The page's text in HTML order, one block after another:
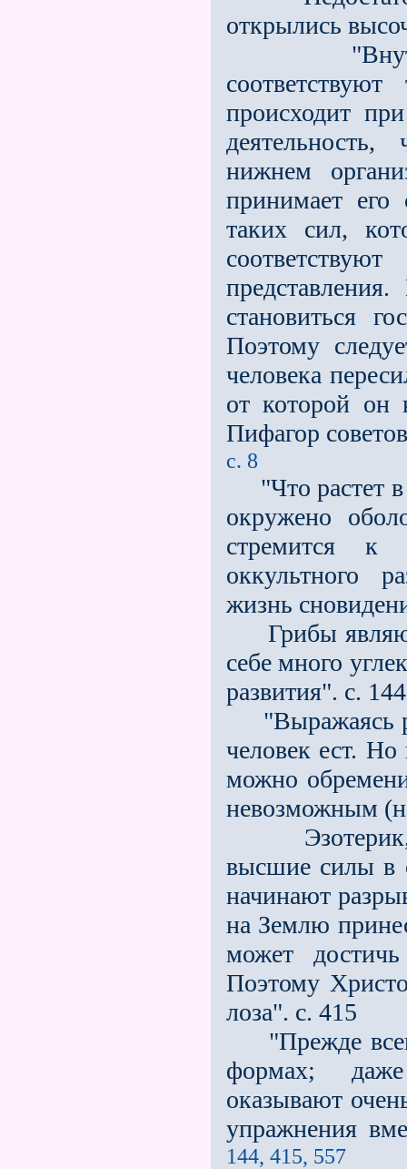
открылись
"Внутри
происходит
нижнем
принимает его
таких сил,
становиться
Поэтому
человека
от которой он
Пифагор
с. 8
"Что растет в
окружено
стремится к
оккультного
жизнь
Грибы
себе много
развития". с. 144
"Выражаясь
человек ест. Но
можно
невозможным
Эзотерик,
высшие силы в
начинают
на Землю
может достичь
Поэтому
лоза". с. 415
"Прежде
формах;
оказывают
упражнения
144, 415, 557